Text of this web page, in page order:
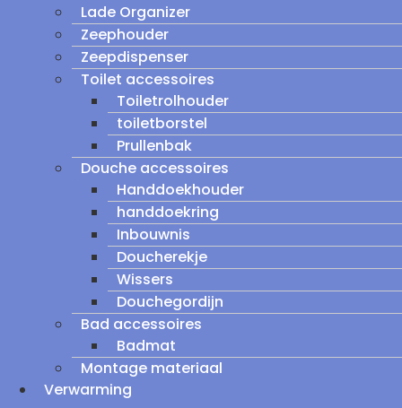
Lade Organizer
Zeephouder
Zeepdispenser
Toilet accessoires
Toiletrolhouder
toiletborstel
Prullenbak
Douche accessoires
Handdoekhouder
handdoekring
Inbouwnis
Doucherekje
Wissers
Douchegordijn
Bad accessoires
Badmat
Montage materiaal
Verwarming